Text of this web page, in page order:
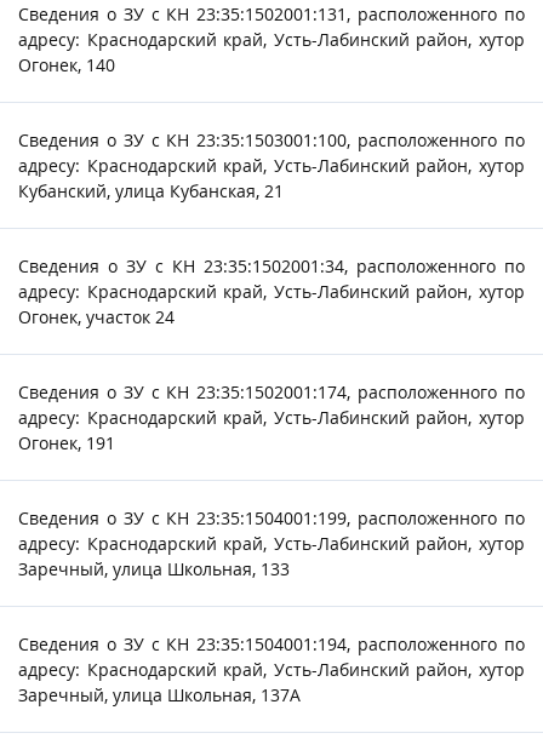
Сведения о ЗУ с КН 23:35:1502001:131, расположенного по
адресу: Краснодарский край, Усть-Лабинский район, хутор
Огонек, 140
Сведения о ЗУ с КН 23:35:1503001:100, расположенного по
адресу: Краснодарский край, Усть-Лабинский район, хутор
Кубанский, улица Кубанская, 21
Сведения о ЗУ с КН 23:35:1502001:34, расположенного по
адресу: Краснодарский край, Усть-Лабинский район, хутор
Огонек, участок 24
Сведения о ЗУ с КН 23:35:1502001:174, расположенного по
адресу: Краснодарский край, Усть-Лабинский район, хутор
Огонек, 191
Сведения о ЗУ с КН 23:35:1504001:199, расположенного по
адресу: Краснодарский край, Усть-Лабинский район, хутор
Заречный, улица Школьная, 133
Сведения о ЗУ с КН 23:35:1504001:194, расположенного по
адресу: Краснодарский край, Усть-Лабинский район, хутор
Заречный, улица Школьная, 137А